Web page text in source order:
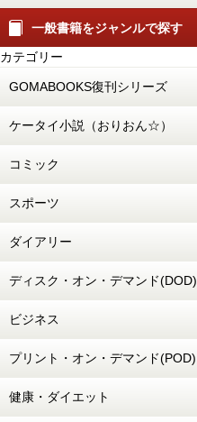
一般書籍をジャンルで探す
カテゴリー
GOMABOOKS復刊シリーズ
ケータイ小説（おりおん☆）
コミック
スポーツ
ダイアリー
ディスク・オン・デマンド(DOD)
ビジネス
プリント・オン・デマンド(POD)
健康・ダイエット